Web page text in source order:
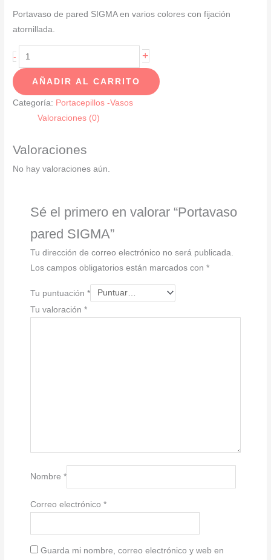
Portavaso de pared SIGMA en varios colores con fijación
atornillada.
-
Portavaso
pared
SIGMA
cantidad
+
AÑADIR AL CARRITO
Categoría: Portacepillos -Vasos
Valoraciones (0)
Valoraciones
No hay valoraciones aún.
Sé el primero en valorar “Portavaso
pared SIGMA”
Tu dirección de correo electrónico no será publicada.
Los campos obligatorios están marcados con*
Tu puntuación*
Tu valoración*
Nombre*
Correo electrónico*
Guarda mi nombre, correo electrónico y web en